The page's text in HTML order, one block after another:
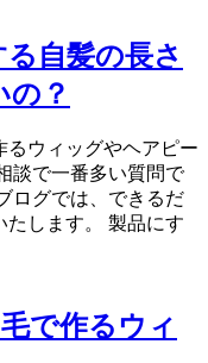
自髪の長さ
？
るウィッグやヘアピー
談で一番多い質問で
ログでは、できるだ
たします。 製品にす
で作るウィ